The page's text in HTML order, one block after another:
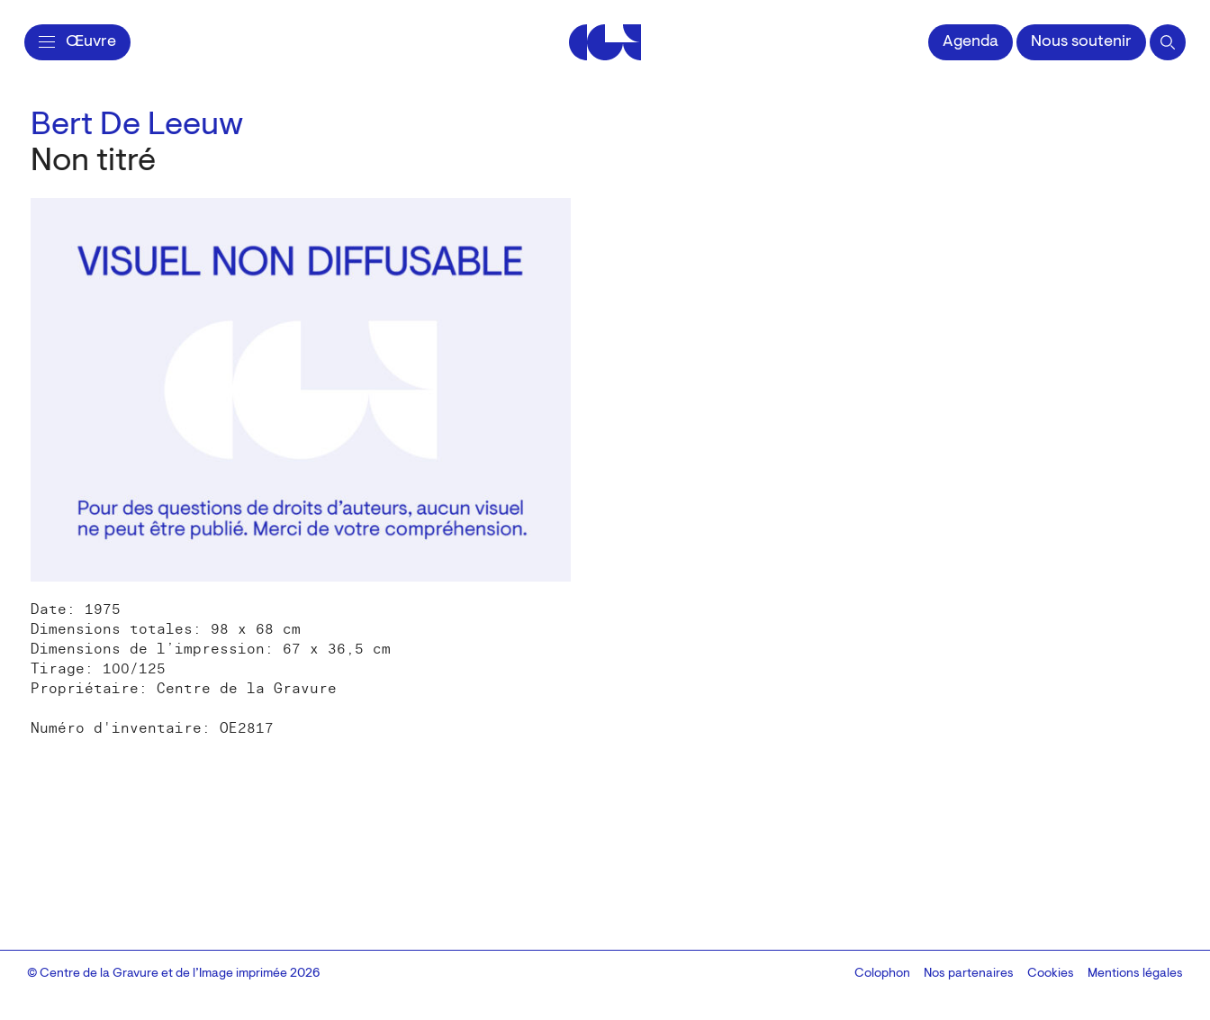
Œuvre Centre de la Gravure et de l'Image impriméeAgenda Nous soutenir
Bert De Leeuw
Non titré
Date: 1975
Dimensions totales: 98 x 68 cm
Dimensions de l’impression: 67 x 36,5 cm
Tirage: 100/125
Propriétaire: Centre de la Gravure
Numéro d'inventaire: OE2817
© Centre de la Gravure et de l’Image imprimée 2026 Colophon
Design:Marcel Kaczmarek, code:8080.studio
Nos partenaires Cookies Mentions légales